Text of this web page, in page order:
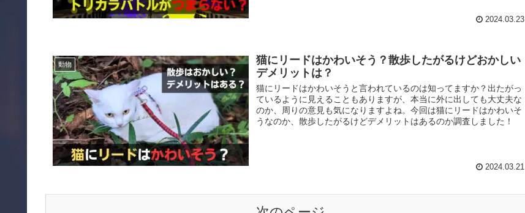
2024.03.23
動物
猫にリードはかわいそう？散歩したがるけどおかしい
デメリットは？
猫にリードはかわいそうと言われているのは知ってますか？出たがっ
ているように見えることもありますが、本当に外に出しても大丈夫な
のか、周りの意見も気になりますよね。今回は猫にリードはかわいそ
うなのか、散歩したがるけどデメリットはあるのか調査しました！
2024.03.21